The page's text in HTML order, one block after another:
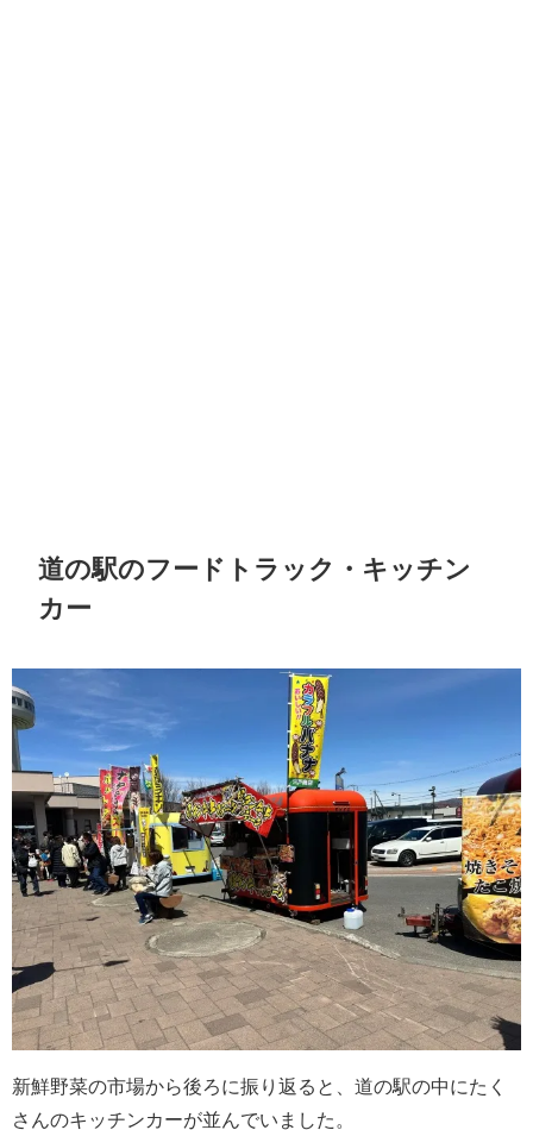
道の駅のフードトラック・キッチン
カー
新鮮野菜の市場から後ろに振り返ると、道の駅の中にたく
さんのキッチンカーが並んでいました。